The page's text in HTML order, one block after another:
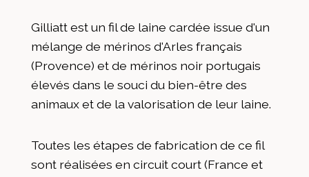
Gilliatt est un fil de laine cardée issue d'un
mélange de mérinos d'Arles français
(Provence) et de mérinos noir portugais
élevés dans le souci du bien-être des
animaux et de la valorisation de leur laine.
Toutes les étapes de fabrication de ce fil
sont réalisées en circuit court (France et